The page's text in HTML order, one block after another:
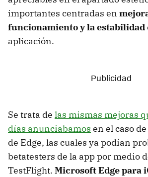
importantes centradas en
funcionamiento y la estabilidad
aplicación.
Se trata de las mismas mejoras
días anunciabamos en el caso
de Edge, las cuales ya podían
betatesters de la app por medio
TestFlight. Microsoft Edge para